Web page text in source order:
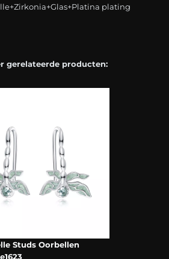
plating
gerelateerde producten:
Studs Oorbellen